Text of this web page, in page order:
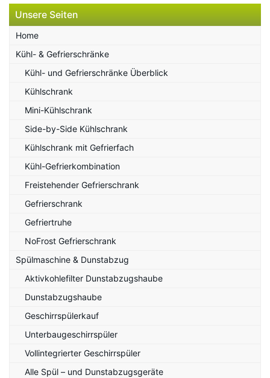
Unsere Seiten
Home
Kühl- & Gefrierschränke
Kühl- und Gefrierschränke Überblick
Kühlschrank
Mini-Kühlschrank
Side-by-Side Kühlschrank
Kühlschrank mit Gefrierfach
Kühl-Gefrierkombination
Freistehender Gefrierschrank
Gefrierschrank
Gefriertruhe
NoFrost Gefrierschrank
Spülmaschine & Dunstabzug
Aktivkohlefilter Dunstabzugshaube
Dunstabzugshaube
Geschirrspülerkauf
Unterbaugeschirrspüler
Vollintegrierter Geschirrspüler
Alle Spül – und Dunstabzugsgeräte